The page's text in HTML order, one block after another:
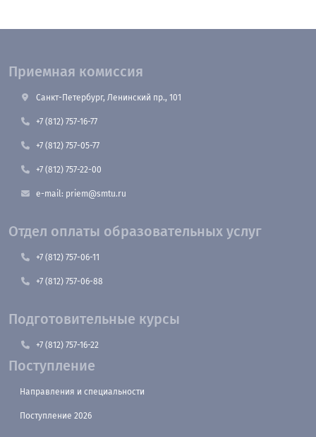
Приемная комиссия
Санкт-Петербург, Ленинский пр., 101
+7 (812) 757-16-77
+7 (812) 757-05-77
+7 (812) 757-22-00
e-mail: priem@smtu.ru
Отдел оплаты образовательных услуг
+7 (812) 757-06-11
+7 (812) 757-06-88
Подготовительные курсы
+7 (812) 757-16-22
Поступление
Направления и специальности
Поступление 2026